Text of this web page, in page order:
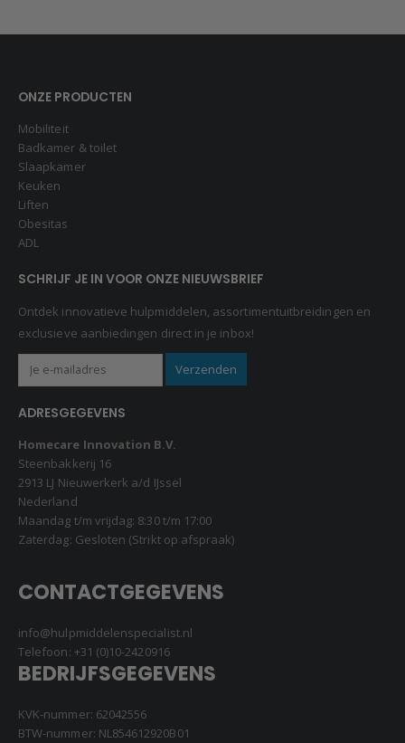
ONZE PRODUCTEN
Mobiliteit
Badkamer & toilet
Slaapkamer
Keuken
Liften
Obesitas
ADL
SCHRIJF JE IN VOOR ONZE NIEUWSBRIEF
Ontdek innovatieve hulpmiddelen, assortimentuitbreidingen en
exclusieve aanbiedingen direct in je inbox!
ADRESGEGEVENS
Homecare Innovation B.V.
Steenbakkerij 16
2913 LJ Nieuwerkerk a/d IJssel
Nederland
Maandag t/m vrijdag: 8:30 t/m 17:00
Zaterdag: Gesloten (Strikt op afspraak)
CONTACTGEGEVENS
info@hulpmiddelenspecialist.nl
Telefoon: +31 (0)10-2420916
BEDRIJFSGEGEVENS
KVK-nummer: 62042556
BTW-nummer: NL854612920B01